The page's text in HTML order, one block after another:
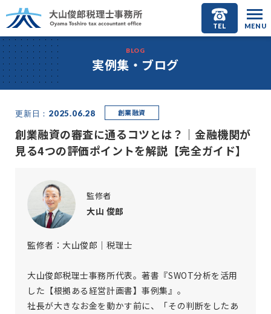
TEL MENU
BLOG
実例集・ブログ
更新日：2025.06.28 創業融資
創業融資の審査に通るコツとは？｜金融機関が
見る4つの評価ポイントを解説【完全ガイド】
監修者
大山 俊郎
監修者：大山俊郎｜税理士
大山俊郎税理士事務所代表。著書『SWOT分析を活用
した【根拠ある経営計画書】事例集』。
社長が大きなお金を動かす前に、「その判断をしたあ